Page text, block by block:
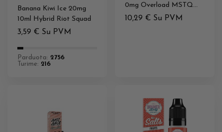
Banana Kiwi Ice 20mg
10ml Hybrid Riot Squad
3,59 € Su PVM
Parduota: 2756
Turime: 216
0mg Overload MSTQ
Juice
10,29 € Su PVM